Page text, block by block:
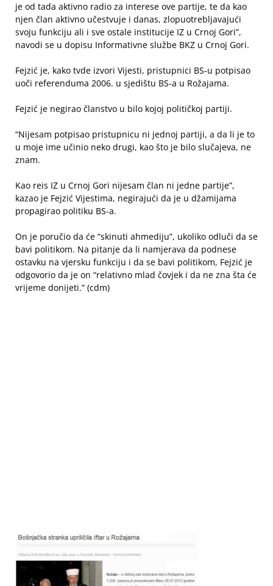
je od tada aktivno radio za interese ove partije, te da kao
njen član aktivno učestvuje i danas, zlopuotrebljavajući
svoju funkciju ali i sve ostale institucije IZ u Crnoj Gori”,
navodi se u dopisu Informativne službe BKZ u Crnoj Gori.
Fejzić je, kako tvde izvori Vijesti, pristupnici BS-u potpisao
uoči referenduma 2006. u sjedištu BS-a u Rožajama.
Fejzić je negirao članstvo u bilo kojoj političkoj partiji.
“Nijesam potpisao pristupnicu ni jednoj partiji, a da li je to
u moje ime učinio neko drugi, kao što je bilo slučajeva, ne
znam.
Kao reis IZ u Crnoj Gori nijesam član ni jedne partije”,
kazao je Fejzić Vijestima, negirajući da je u džamijama
propagirao politiku BS-a.
On je poručio da će “skinuti ahmediju”, ukoliko odluči da se
bavi politikom. Na pitanje da li namjerava da podnese
ostavku na vjersku funkciju i da se bavi politikom, Fejzić je
odgovorio da je on “relativno mlad čovjek i da ne zna šta će
vrijeme donijeti.” (cdm)